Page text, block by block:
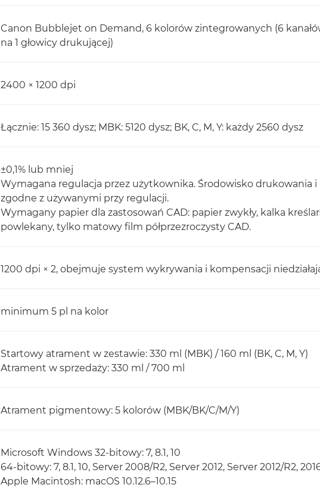
Canon Bubblejet on Demand, 6 kolorów zintegrowanych (6
na 1 głowicy drukującej)
2400 × 1200 dpi
Łącznie: 15 360 dysz; MBK: 5120 dysz; BK, C, M, Y: każdy 2560 dysz
±0,1% lub mniej
Wymagana regulacja przez użytkownika. Środowisko drukowania
zgodne z używanymi przy regulacji.
Wymagany papier dla zastosowań CAD: papier zwykły, kalka
powlekany, tylko matowy film półprzezroczysty CAD.
1200 dpi × 2, obejmuje system wykrywania i kompensacji
minimum 5 pl na kolor
Startowy atrament w zestawie: 330 ml (MBK) / 160 ml (BK, C, M, Y)
Atrament w sprzedaży: 330 ml / 700 ml
Atrament pigmentowy: 5 kolorów (MBK/BK/C/M/Y)
Microsoft Windows 32-bitowy: 7, 8.1, 10
64-bitowy: 7, 8.1, 10, Server 2008/R2, Server 2012, Server 2012/R2,
Apple Macintosh: macOS 10.12.6–10.15